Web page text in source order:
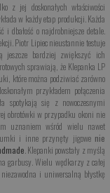
jej doskonałych właściwości
w każdy etap produkcji. Każda
i dbałość o najdrobniejsze detale.
Piotr Lipiec nieustannie testuje
jeszcze bardziej zwiększyć ich
sprawiają, że Klepanka LP
które można podziwiać zarówno
przykładem połączenia
spotykają się z nowoczesnymi
obrotówki w przypadku okoni nie
uznaniem wśród wielu nawet
i inne przynęty jigowe nie
. Klepanki powstały z myślą
garbusy. Wielu wędkarzy z całej
i uniwersalną błystkę